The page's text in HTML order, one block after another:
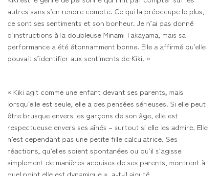
autres sans s’en rendre compte. Ce qui la préoccupe le plus,
ce sont ses sentiments et son bonheur. Je n’ai pas donné
d’instructions à la doubleuse Minami Takayama, mais sa
performance a été étonnamment bonne. Elle a affirmé qu’elle
pouvait s’identifier aux sentiments de Kiki. »
« Kiki agit comme une enfant devant ses parents, mais
lorsqu’elle est seule, elle a des pensées sérieuses. Si elle peut
être brusque envers les garçons de son âge, elle est
respectueuse envers ses aînés – surtout si elle les admire. Elle
n’est cependant pas une petite fille calculatrice. Ses
réactions, qu’elles soient spontanées ou qu’il s’agisse
simplement de manières acquises de ses parents, montrent à
quel point elle est dynamique », a-t-il ajouté.